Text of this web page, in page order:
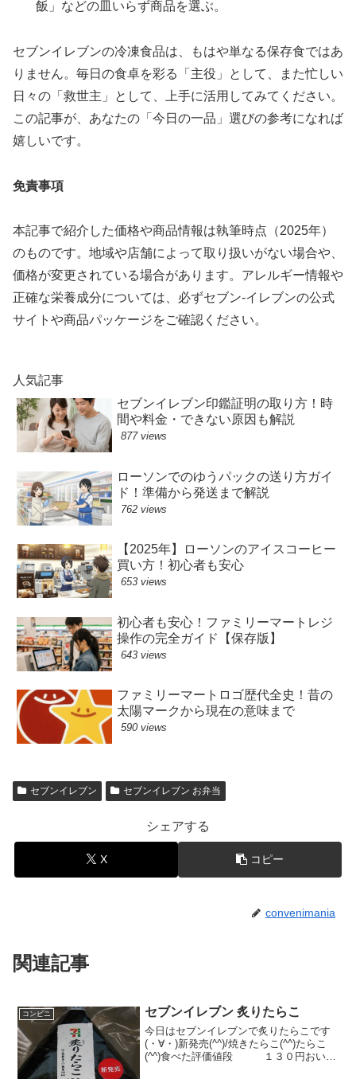
飯」などの皿いらず商品を選ぶ。
セブンイレブンの冷凍食品は、もはや単なる保存食ではあ
りません。毎日の食卓を彩る「主役」として、また忙しい
日々の「救世主」として、上手に活用してみてください。
この記事が、あなたの「今日の一品」選びの参考になれば
嬉しいです。
免責事項
本記事で紹介した価格や商品情報は執筆時点（2025年）
のものです。地域や店舗によって取り扱いがない場合や、
価格が変更されている場合があります。アレルギー情報や
正確な栄養成分については、必ずセブン‐イレブンの公式
サイトや商品パッケージをご確認ください。
人気記事
セブンイレブン印鑑証明の取り方！時
間や料金・できない原因も解説
877 views
ローソンでのゆうパックの送り方ガイ
ド！準備から発送まで解説
762 views
【2025年】ローソンのアイスコーヒー
買い方！初心者も安心
653 views
初心者も安心！ファミリーマートレジ
操作の完全ガイド【保存版】
643 views
ファミリーマートロゴ歴代全史！昔の
太陽マークから現在の意味まで
590 views
セブンイレブン セブンイレブン お弁当
シェアする
X コピー
convenimania
関連記事
コンビニ セブンイレブン 炙りたらこ
今日はセブンイレブンで炙りたらこです
(・∀・)新発売(^^)/焼きたらこ(^^)たらこ
(^^)食べた評価値段 １３０円おいし